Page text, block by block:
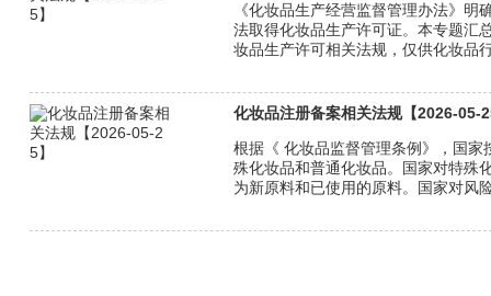
《化妆品生产经营监督管理办法》
法取得化妆品生产许可证。本专题汇
妆品生产许可相关法规，仅供化妆品
化妆品注册备案相关法规【2026-05-
根据《 化妆品监督管理条例》，国
殊化妆品和普通化妆品。国家对特殊
为新原料和已使用的原料。国家对风